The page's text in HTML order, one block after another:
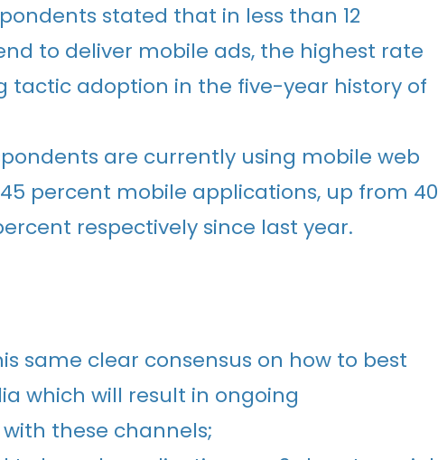
stated that in less than 12
to deliver mobile ads, the highest rate
tactic adoption in the five-year history of
are currently using mobile web
percent mobile applications, up from 40
respectively since last year.
same clear consensus on how to best
which will result in ongoing
these channels;